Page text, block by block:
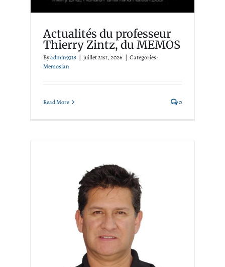
Actualités du professeur
Thierry Zintz, du MEMOS
Byadmin9318 | juillet 21st, 2026 | Categories:
Memosian
Read More 0
Actualités MEMOSian : Dr
Mauricio Garzon
Memosian